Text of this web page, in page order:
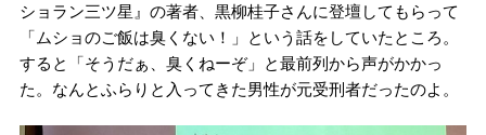
ショラン三ツ星』の著者、黒柳桂子さんに登壇してもらって
「ムショのご飯は臭くない！」という話をしていたところ。
すると「そうだぁ、臭くねーぞ」と最前列から声がかかっ
た。なんとふらりと入ってきた男性が元受刑者だったのよ。